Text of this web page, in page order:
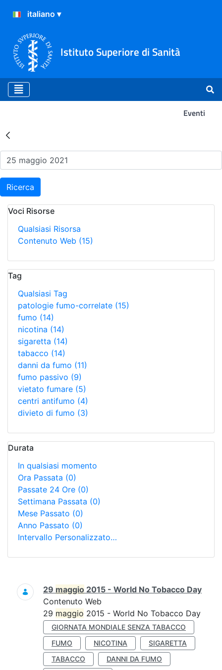
Istituto Superiore di Sanità
Eventi
Risultati della Ricerca -
Ricerca
Voci Risorse
Qualsiasi Risorsa
Contenuto Web (15)
Tag
Qualsiasi Tag
patologie fumo-correlate (15)
fumo (14)
nicotina (14)
sigaretta (14)
tabacco (14)
danni da fumo (11)
fumo passivo (9)
vietato fumare (5)
centri antifumo (4)
divieto di fumo (3)
Durata
In qualsiasi momento
Ora Passata (0)
Passate 24 Ore (0)
Settimana Passata (0)
Mese Passato (0)
Anno Passato (0)
Intervallo Personalizzato…
Ricerca
29 maggio 2015 - World No Tobacco Day
Contenuto Web
29 maggio 2015 - World No Tobacco Day
GIORNATA MONDIALE SENZA TABACCO
FUMO
NICOTINA
SIGARETTA
TABACCO
DANNI DA FUMO